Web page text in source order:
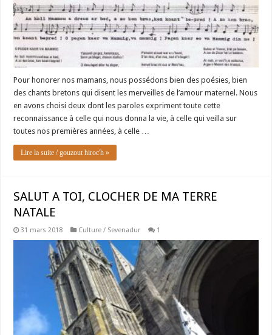
Pour honorer nos mamans, nous possédons bien des poésies, bien
des chants bretons qui disent les merveilles de l’amour maternel. Nous
en avons choisi deux dont les paroles expriment toute cette
reconnaissance à celle qui nous donna la vie, à celle qui veilla sur
toutes nos premières années, à celle …
Lire la suite / gouzout hiroc'h »
SALUT A TOI, CLOCHER DE MA TERRE
NATALE
31 mars 2018 Culture / Sevenadur 1